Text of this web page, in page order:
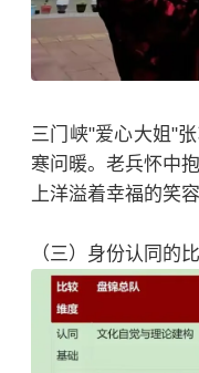
三门峡"爱心大姐"
寒问暖。老兵怀中
上洋溢着幸福的笑容
（三）身份认同的